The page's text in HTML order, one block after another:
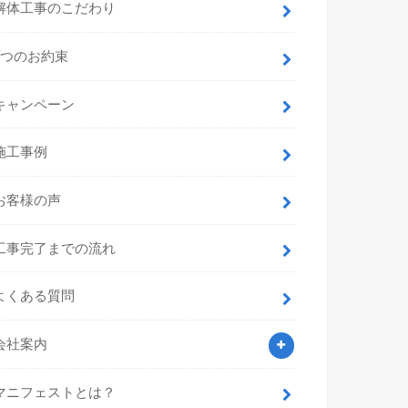
体工事のこだわり
のお約束
ャンペーン
工事例
客様の声
事完了までの流れ
くある質問
社案内
ニフェストとは？